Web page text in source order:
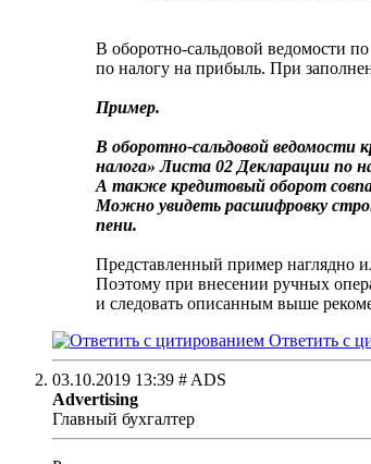
В оборотно-сальдовой ведомости
по налогу на прибыль. При
Пример.
В оборотно-сальдовой ведомости
налога» Листа 02 Декларации по
А также кредитовый оборот
Можно увидеть расшифровку
пени.
Представленный пример наглядно
Поэтому при внесении ручных
и следовать описанным выше
Ответить с
03.10.2019 13:39 # ADS
Advertising
Главный бухгалтер